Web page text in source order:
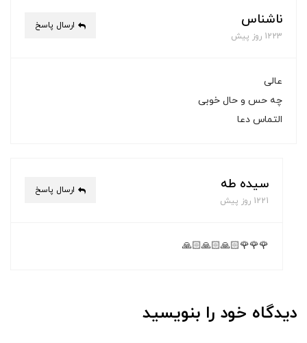
ناشناس
1223 روز پیش
ارسال پاسخ
عالی
چه حس و حال خوبی
التماس دعا
سیده طه
1221 روز پیش
ارسال پاسخ
🌹🌹🌹🙏🏻🙏🏻🙏🏻
دیدگاه خود را بنویسید